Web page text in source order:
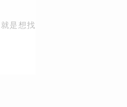
是想找